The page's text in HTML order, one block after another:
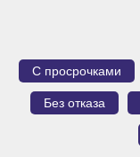
С просрочками
Без отказа